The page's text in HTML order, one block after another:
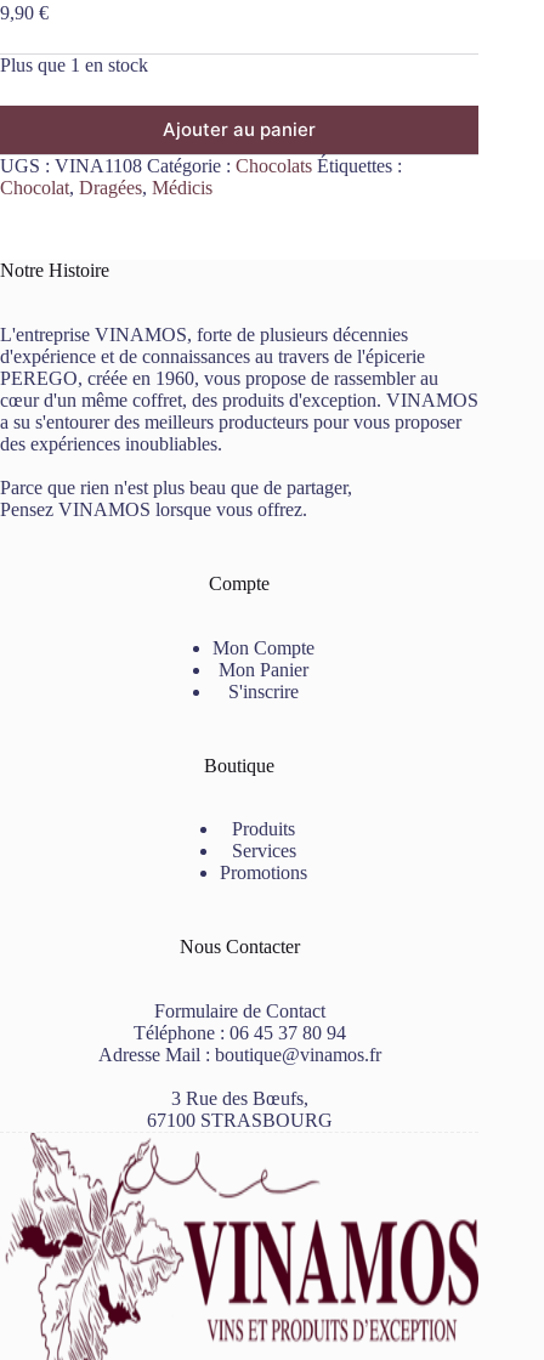
9,90 €
Plus que 1 en stock
Ajouter au panier
UGS : VINA1108 Catégorie : Chocolats Étiquettes :
Chocolat, Dragées, Médicis
Notre Histoire
L'entreprise VINAMOS, forte de plusieurs décennies
d'expérience et de connaissances au travers de l'épicerie
PEREGO, créée en 1960, vous propose de rassembler au
cœur d'un même coffret, des produits d'exception. VINAMOS
a su s'entourer des meilleurs producteurs pour vous proposer
des expériences inoubliables.
Parce que rien n'est plus beau que de partager,
Pensez VINAMOS lorsque vous offrez.
Compte
Mon Compte
Mon Panier
S'inscrire
Boutique
Produits
Services
Promotions
Nous Contacter
Formulaire de Contact
Téléphone : 06 45 37 80 94
Adresse Mail : boutique@vinamos.fr
3 Rue des Bœufs,
67100 STRASBOURG